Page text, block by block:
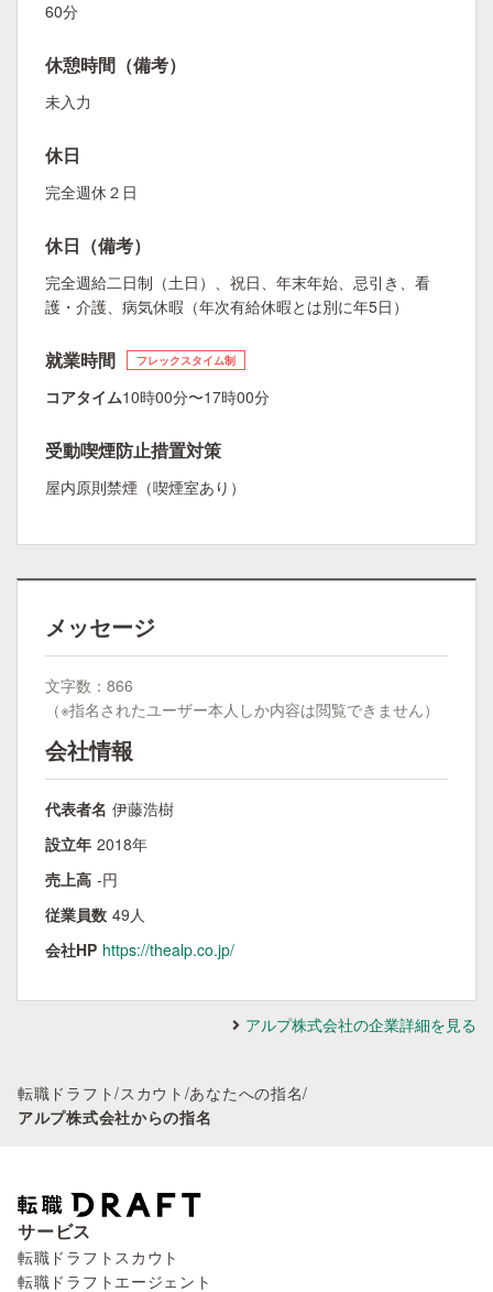
60分
休憩時間（備考）
未入力
休日
完全週休２日
休日（備考）
完全週給二日制（土日）、祝日、年末年始、忌引き、看
護・介護、病気休暇（年次有給休暇とは別に年5日）
就業時間 フレックスタイム制
コアタイム10時00分〜17時00分
受動喫煙防止措置対策
屋内原則禁煙（喫煙室あり）
メッセージ
文字数：866
（※指名されたユーザー本人しか内容は閲覧できません）
会社情報
代表者名 伊藤浩樹
設立年 2018年
売上高 -円
従業員数 49人
会社HP https://thealp.co.jp/
アルプ株式会社の企業詳細を見る
転職ドラフト/スカウト /あなたへの指名/
アルプ株式会社からの指名
サービス
転職ドラフトスカウト
転職ドラフトエージェント